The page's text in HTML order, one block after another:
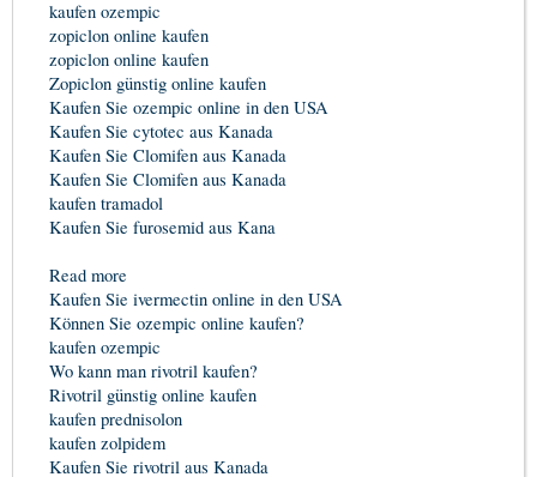
kaufen ozempic
zopiclon online kaufen
zopiclon online kaufen
Zopiclon günstig online kaufen
Kaufen Sie ozempic online in den USA
Kaufen Sie cytotec aus Kanada
Kaufen Sie Clomifen aus Kanada
Kaufen Sie Clomifen aus Kanada
kaufen tramadol
Kaufen Sie furosemid aus Kana
Read more
Kaufen Sie ivermectin online in den USA
Können Sie ozempic online kaufen?
kaufen ozempic
Wo kann man rivotril kaufen?
Rivotril günstig online kaufen
kaufen prednisolon
kaufen zolpidem
Kaufen Sie rivotril aus Kanada